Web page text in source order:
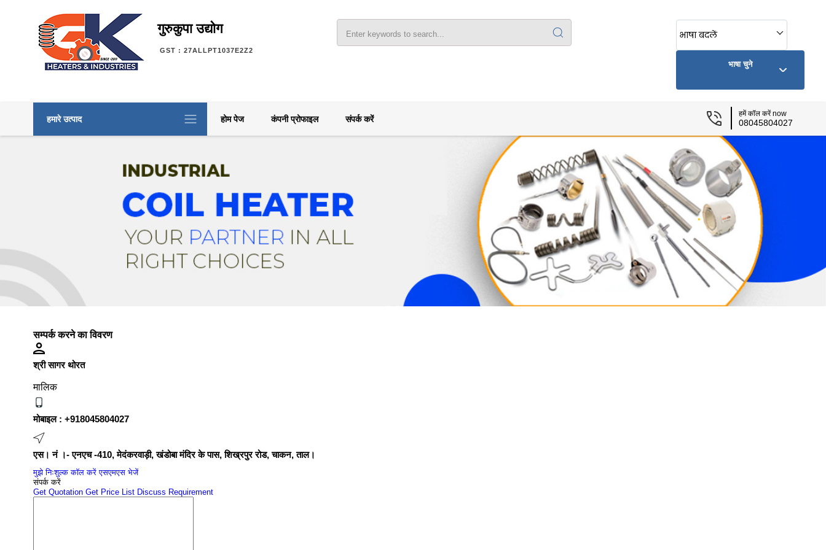
गुरुकुपा उद्योग
GST : 27ALLPT1037E2Z2
भाषा बदलें
भाषा चुने
हमारे उत्पाद होम पेज कंपनी प्रोफाइल संपर्क करें
हमें कॉल करें now
08045804027
सम्पर्क करने का विवरण
श्री सागर थोरत
मालिक
मोबाइल : +918045804027
एस। नं ।- एनएच -410, मेदंकरवाड़ी, खंडोबा मंदिर के पास, शिख्रपुर रोड, चाकन, ताल।
मुझे निःशुल्क कॉल करें एसएमएस भेजें
संपर्क करें
Get Quotation Get Price List Discuss Requirement